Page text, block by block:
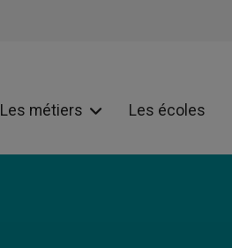
Les métiers Les écoles